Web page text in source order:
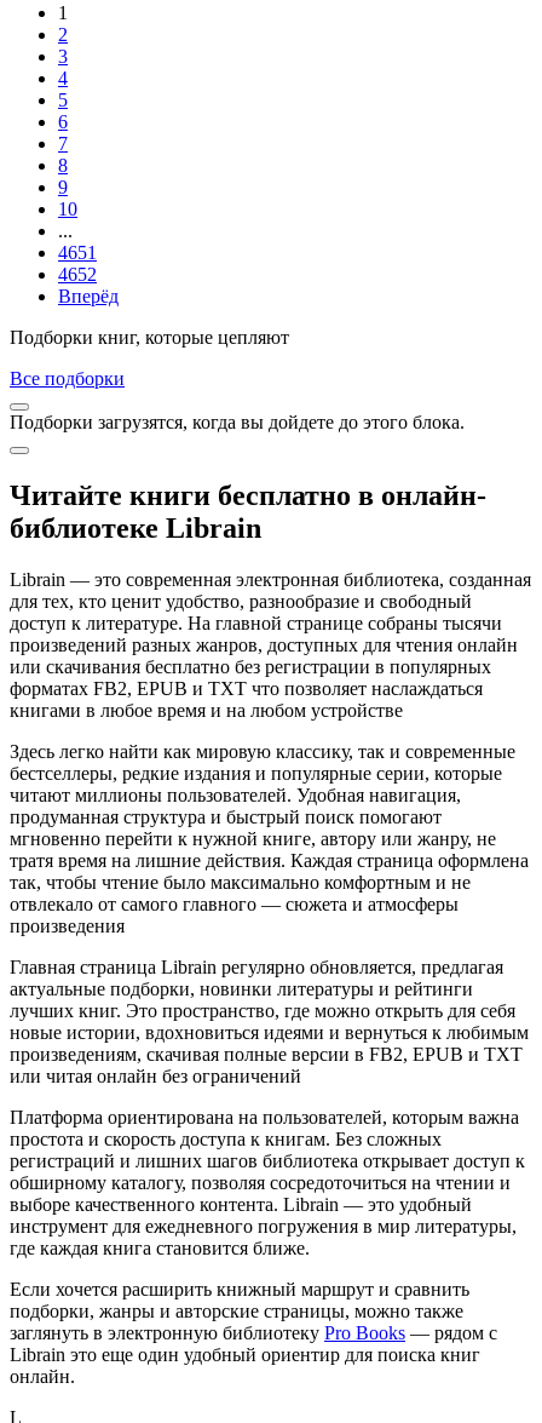
1
2
3
4
5
6
7
8
9
10
...
4651
4652
Вперёд
Подборки книг, которые цепляют
Все подборки
Подборки загрузятся, когда вы дойдете до этого блока.
Читайте книги бесплатно в онлайн-
библиотеке Librain
Librain — это современная электронная библиотека, созданная
для тех, кто ценит удобство, разнообразие и свободный
доступ к литературе. На главной странице собраны тысячи
произведений разных жанров, доступных для чтения онлайн
или скачивания бесплатно без регистрации в популярных
форматах FB2, EPUB и TXT что позволяет наслаждаться
книгами в любое время и на любом устройстве
Здесь легко найти как мировую классику, так и современные
бестселлеры, редкие издания и популярные серии, которые
читают миллионы пользователей. Удобная навигация,
продуманная структура и быстрый поиск помогают
мгновенно перейти к нужной книге, автору или жанру, не
тратя время на лишние действия. Каждая страница оформлена
так, чтобы чтение было максимально комфортным и не
отвлекало от самого главного — сюжета и атмосферы
произведения
Главная страница Librain регулярно обновляется, предлагая
актуальные подборки, новинки литературы и рейтинги
лучших книг. Это пространство, где можно открыть для себя
новые истории, вдохновиться идеями и вернуться к любимым
произведениям, скачивая полные версии в FB2, EPUB и TXT
или читая онлайн без ограничений
Платформа ориентирована на пользователей, которым важна
простота и скорость доступа к книгам. Без сложных
регистраций и лишних шагов библиотека открывает доступ к
обширному каталогу, позволяя сосредоточиться на чтении и
выборе качественного контента. Librain — это удобный
инструмент для ежедневного погружения в мир литературы,
где каждая книга становится ближе.
Если хочется расширить книжный маршрут и сравнить
подборки, жанры и авторские страницы, можно также
заглянуть в электронную библиотеку Pro Books — рядом с
Librain это еще один удобный ориентир для поиска книг
онлайн.
L